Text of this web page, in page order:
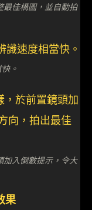
最佳構圖，並自動拍
。
加入倒數提示，令大
果